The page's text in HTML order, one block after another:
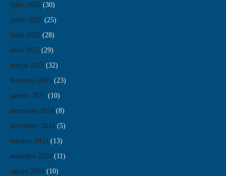
julho 2025 (30)
junho 2025 (25)
maio 2025 (28)
abril 2025 (29)
março 2025 (32)
fevereiro 2025 (23)
janeiro 2025 (10)
dezembro 2024 (8)
novembro 2024 (5)
outubro 2024 (13)
setembro 2024 (11)
agosto 2024 (10)